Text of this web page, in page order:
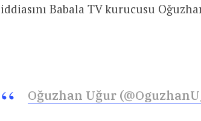
iddiasını Babala TV kurucusu
Oğuzhan Uğur